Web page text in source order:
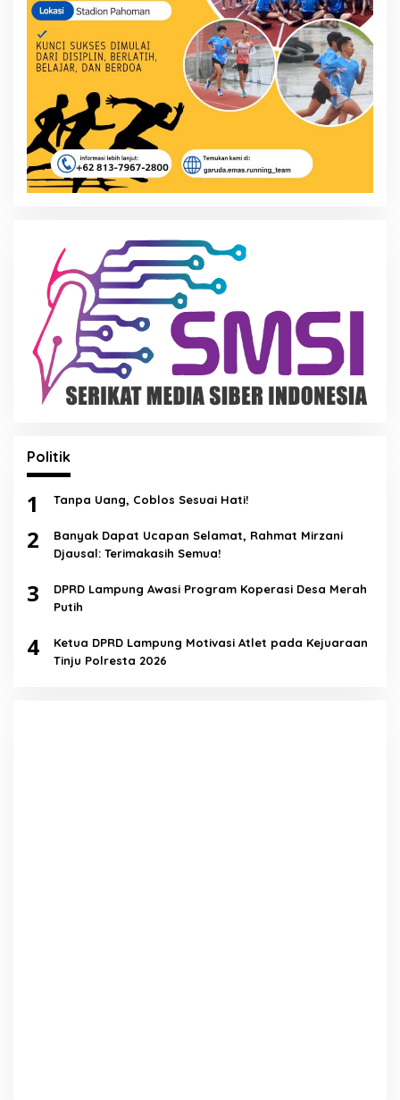
Politik
1 Tanpa Uang, Coblos Sesuai Hati!
2
Banyak Dapat Ucapan Selamat, Rahmat Mirzani
Djausal: Terimakasih Semua!
3
DPRD Lampung Awasi Program Koperasi Desa Merah
Putih
4
Ketua DPRD Lampung Motivasi Atlet pada Kejuaraan
Tinju Polresta 2026